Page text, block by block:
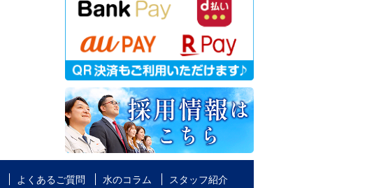
よくあるご質問 水のコラム
スタッフ紹介